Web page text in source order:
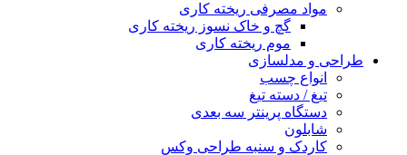
مواد مصرفی ریخته کاری
گچ و خاک نسوز ریخته کاری
موم ریخته کاری
طراحی و مدلسازی
انواع چسب
تیغ / دسته تیغ
دستگاه پرینتر سه بعدی
شابلون
کاردک و سنبه طراحی وکس